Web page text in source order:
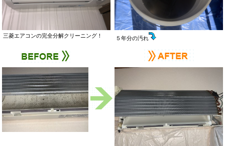
三菱エアコンの完全分解クリーニング！ ５年分の汚れ